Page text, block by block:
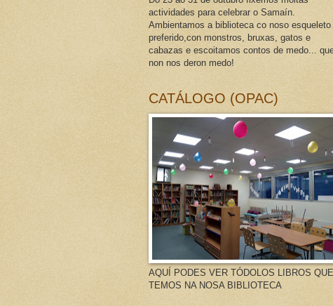
actividades para celebrar o Samaín.
Ambientamos a biblioteca co noso esqueleto
preferido,con monstros, bruxas, gatos e
cabazas e escoitamos contos de medo...
non nos deron medo!
CATÁLOGO (OPAC)
AQUÍ PODES VER TÓDOLOS LIBROS QUE
TEMOS NA NOSA BIBLIOTECA